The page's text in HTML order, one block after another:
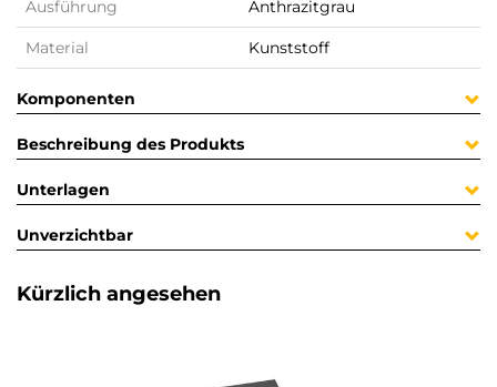
Ausführung Anthrazitgrau
Material Kunststoff
Komponenten
Beschreibung des Produkts
Unterlagen
Unverzichtbar
Kürzlich angesehen